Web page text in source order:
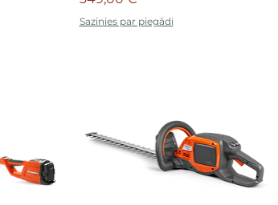
Sazinies par piegādi